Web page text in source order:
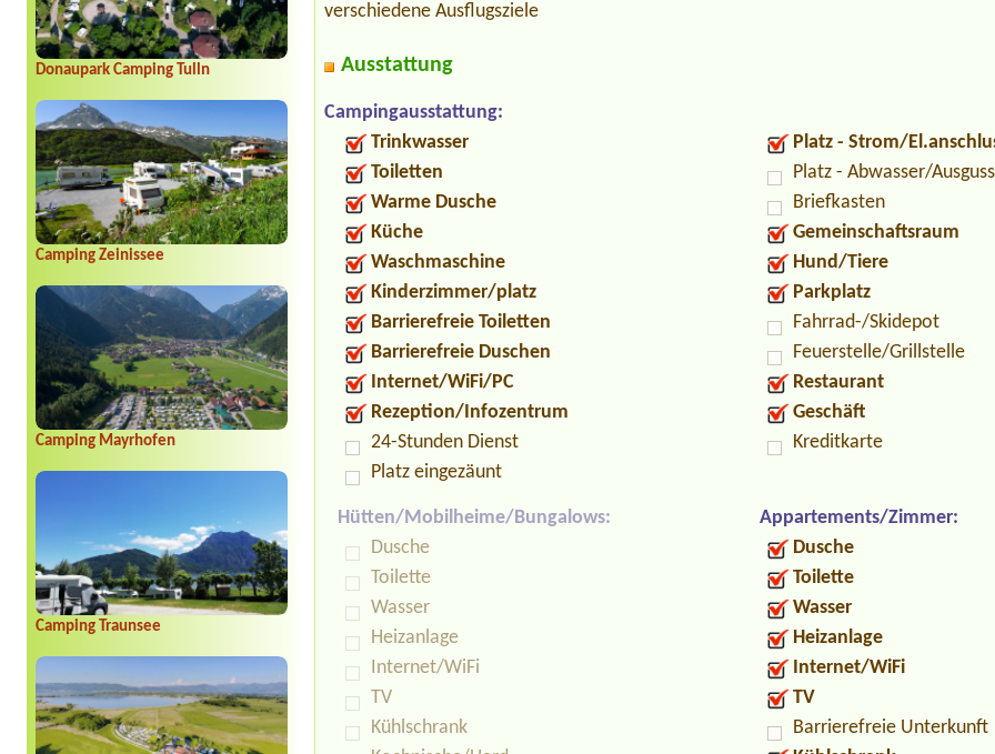
Donaupark Camping Tulln
Camping Zeinissee
Camping Mayrhofen
Camping Traunsee
verschiedene Ausflugsziele
Ausstattung
Campingausstattung:
Trinkwasser
Toiletten
Warme Dusche
Küche
Waschmaschine
Kinderzimmer/platz
Barrierefreie Toiletten
Barrierefreie Duschen
Internet/WiFi/PC
Rezeption/Infozentrum
24-Stunden Dienst
Platz eingezäunt
Platz - Strom/
Platz - Abwasser/Ausguss
Briefkasten
Gemeinschaftsraum
Hund/Tiere
Parkplatz
Fahrrad-/Skidepot
Feuerstelle/Grillstelle
Restaurant
Geschäft
Kreditkarte
Hütten/Mobilheime/Bungalows:
Dusche
Toilette
Wasser
Heizanlage
Internet/WiFi
TV
Kühlschrank
Appartements/Zimmer:
Dusche
Toilette
Wasser
Heizanlage
Internet/WiFi
TV
Barrierefreie Unterkunft